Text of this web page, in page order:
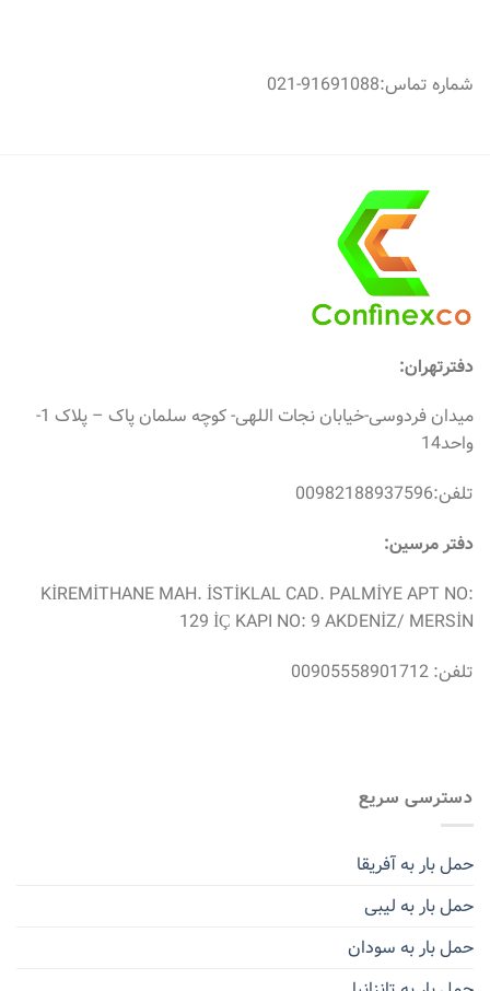
شماره تماس:91691088-021
دفترتهران:
میدان فردوسی-خیابان نجات اللهی- کوچه سلمان پاک – پلاک 1-
واحد14
تلفن:00982188937596
دفتر مرسین:
KİREMİTHANE MAH. İSTİKLAL CAD. PALMİYE APT NO:
129 İÇ KAPI NO: 9 AKDENİZ/ MERSİN
تلفن: 00905558901712
دسترسی سریع
حمل بار به آفریقا
حمل بار به لیبی
حمل بار به سودان